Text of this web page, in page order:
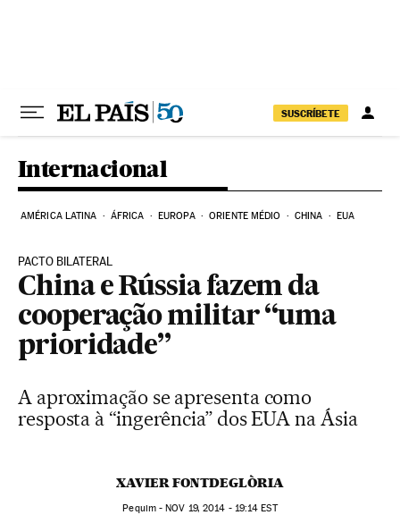
SUSCRÍBETE
Internacional
AMÉRICA LATINA ÁFRICA EUROPA ORIENTE MÉDIO CHINA EUA
PACTO BILATERAL
China e Rússia fazem da
cooperação militar “uma
prioridade”
A aproximação se apresenta como
resposta à “ingerência” dos EUA na Ásia
XAVIER FONTDEGLÒRIA
Pequim -NOV 19, 2014 - 19:14 EST